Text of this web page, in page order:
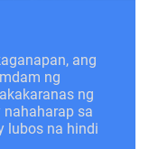
ang
ng
ng
sa
lubos na hindi